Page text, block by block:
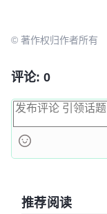
© 著作权归作者所有
评论: 0
推荐阅读